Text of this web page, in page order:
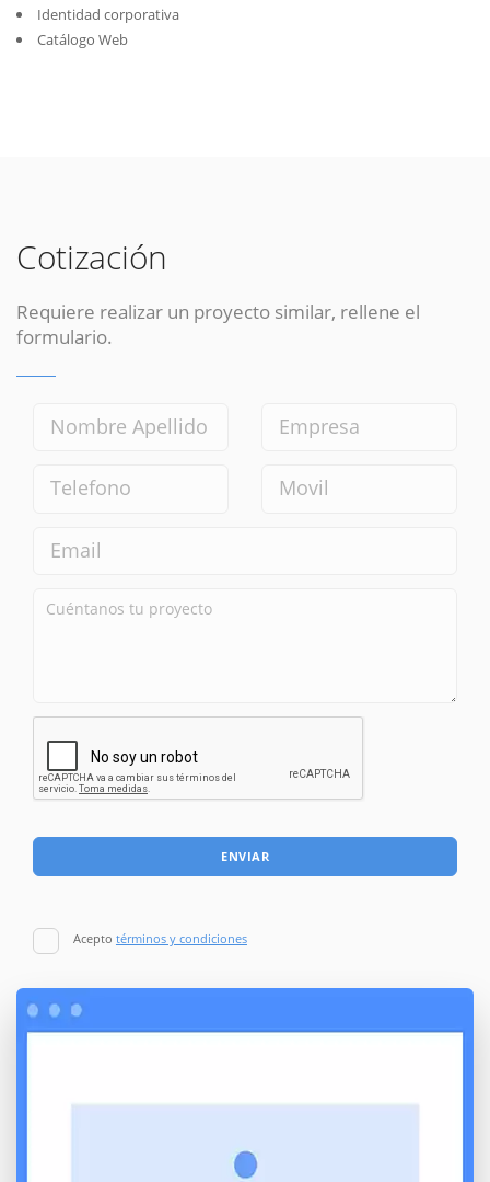
Identidad corporativa
Catálogo Web
Cotización
Requiere realizar un proyecto similar, rellene el
formulario.
ENVIAR
Acepto términos y condiciones